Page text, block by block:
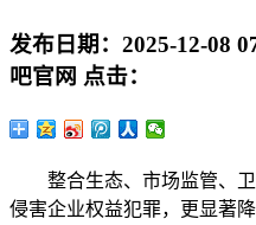
发布日期： 2025-12-08
吧官网 点击：
整合生态、市场监管、卫
侵害企业权益犯罪，更显著